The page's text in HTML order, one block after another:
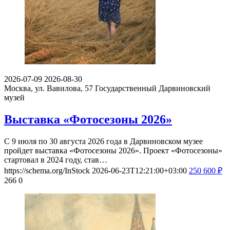
2026-07-09 2026-08-30
Москва, ул. Вавилова, 57 Государственный Дарвиновский
музей
Выставка «Фотосезоны 2026»
С 9 июля по 30 августа 2026 года в Дарвиновском музее
пройдет выставка «Фотосезоны 2026». Проект «Фотосезоны»
стартовал в 2024 году, став…
https://schema.org/InStock 2026-06-23T12:21:00+03:00 250 600 ₽
266 0